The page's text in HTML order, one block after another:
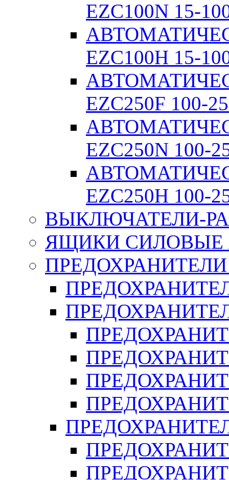
EZC100N 15-
EZC100H 15-
EZC250F 100-
EZC250N 100-
EZC250H 100-
ВЫКЛЮЧАТЕЛИ-
ЯЩИКИ СИЛОВЫЕ